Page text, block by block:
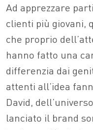
Ad apprezzare
clienti più giovani,
che proprio
hanno fatto una
differenzia dai
attenti all’idea
David,
lanciato il brand